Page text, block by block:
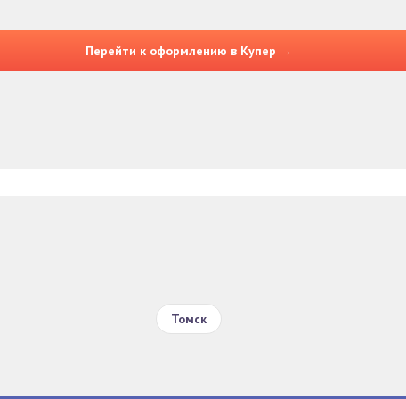
Перейти к оформлению в Купер →
Томск